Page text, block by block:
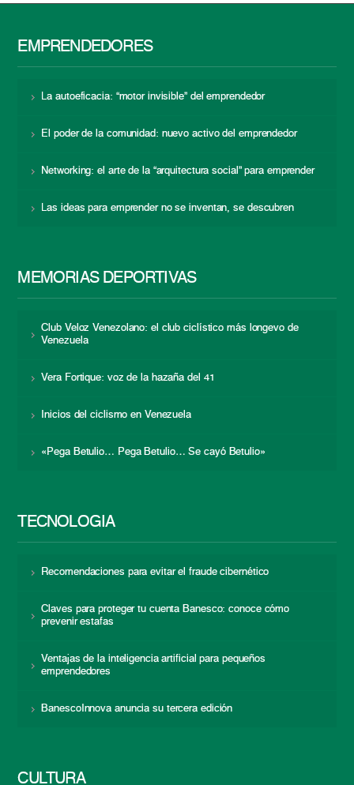
EMPRENDEDORES
La autoeficacia: “motor invisible” del emprendedor
El poder de la comunidad: nuevo activo del emprendedor
Networking: el arte de la “arquitectura social” para emprender
Las ideas para emprender no se inventan, se descubren
MEMORIAS DEPORTIVAS
Club Veloz Venezolano: el club ciclístico más longevo de
Venezuela
Vera Fortique: voz de la hazaña del 41
Inicios del ciclismo en Venezuela
«Pega Betulio… Pega Betulio… Se cayó Betulio»
TECNOLOGÍA
Recomendaciones para evitar el fraude cibernético
Claves para proteger tu cuenta Banesco: conoce cómo
prevenir estafas
Ventajas de la inteligencia artificial para pequeños
emprendedores
BanescoInnova anuncia su tercera edición
CULTURA